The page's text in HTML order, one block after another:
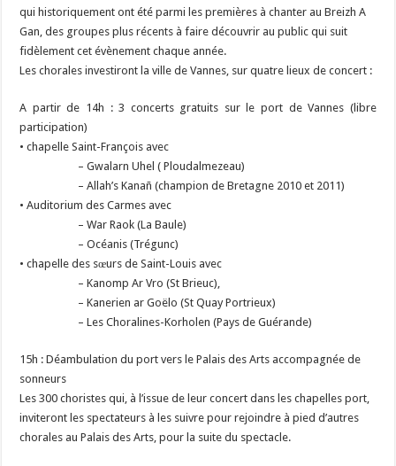
qui historiquement ont été parmi les premières à chanter au Breizh A
Gan, des groupes plus récents à faire découvrir au public qui suit
fidèlement cet évènement chaque année.
Les chorales investiront la ville de Vannes, sur quatre lieux de concert :
A partir de 14h : 3 concerts gratuits sur le port de Vannes (libre
participation)
• chapelle Saint-François avec
– Gwalarn Uhel ( Ploudalmezeau)
– Allah’s Kanañ (champion de Bretagne 2010 et 2011)
• Auditorium des Carmes avec
– War Raok (La Baule)
– Océanis (Trégunc)
• chapelle des sœurs de Saint-Louis avec
– Kanomp Ar Vro (St Brieuc),
– Kanerien ar Goëlo (St Quay Portrieux)
– Les Choralines-Korholen (Pays de Guérande)
15h : Déambulation du port vers le Palais des Arts accompagnée de
sonneurs
Les 300 choristes qui, à l’issue de leur concert dans les chapelles port,
inviteront les spectateurs à les suivre pour rejoindre à pied d’autres
chorales au Palais des Arts, pour la suite du spectacle.